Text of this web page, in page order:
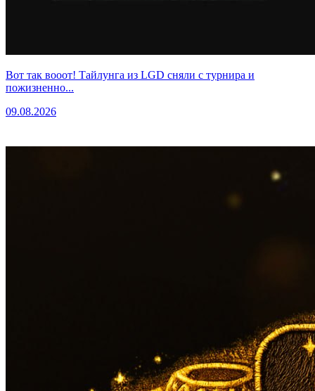
Вот так вооот! Тайлунга из LGD сняли с турнира и
пожизненно...
09.08.2026